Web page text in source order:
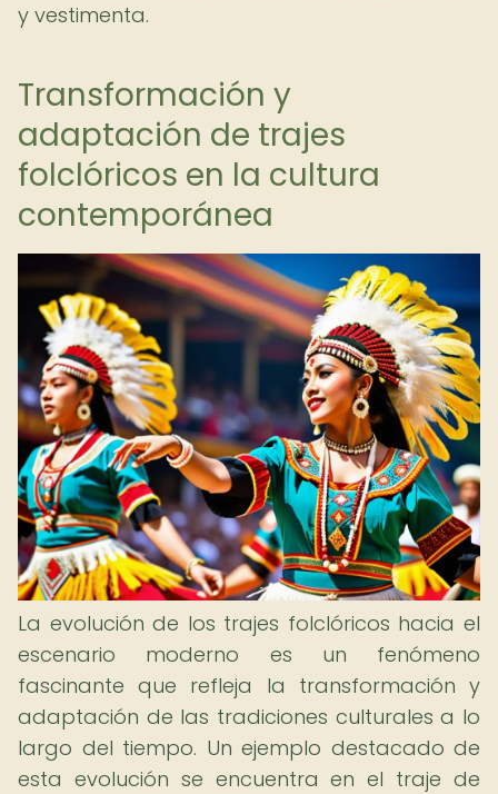
y vestimenta.
Transformación y
adaptación de trajes
folclóricos en la cultura
contemporánea
La evolución de los trajes folclóricos hacia el
escenario moderno es un fenómeno
fascinante que refleja la transformación y
adaptación de las tradiciones culturales a lo
largo del tiempo. Un ejemplo destacado de
esta evolución se encuentra en el traje de